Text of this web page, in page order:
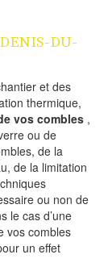
DU-
et des
thermique,
vos combles ,
ou de
de la
de la limitation
ou non de
le cas d’une
vos combles
un effet